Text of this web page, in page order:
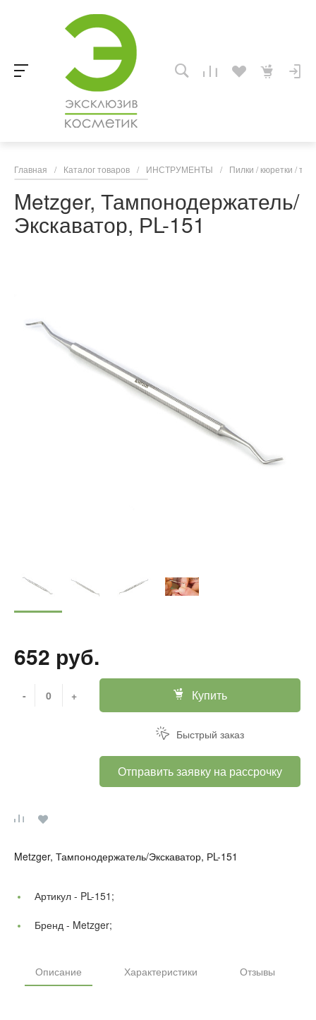
Главная / Каталог товаров / ИНСТРУМЕНТЫ / Пилки / кюретки /
Metzger, Тампонодержатель/
Экскаватор, РL-151
652 руб.
- + Купить
Быстрый заказ
Отправить заявку на рассрочку
Metzger, Тампонодержатель/Экскаватор, РL-151
Артикул - PL-151;
Бренд - Metzger;
Описание Характеристики Отзывы